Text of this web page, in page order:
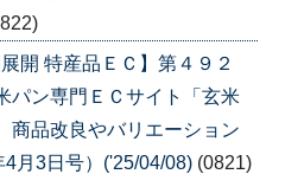
開 特産品ＥＣ】第４９２
ン専門ＥＣサイト「玄米
品改良やバリエーション
月3日号）('25/04/08) (0821)